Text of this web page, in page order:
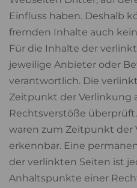
Einfluss haben. Deshalb
fremden Inhalte auch
Für die Inhalte der
jeweilige Anbieter oder
verantwortlich. Die
Zeitpunkt der Verlinkung
Rechtsverstöße
waren zum Zeitpunkt der
erkennbar. Eine
der verlinkten Seiten ist
Anhaltspunkte einer